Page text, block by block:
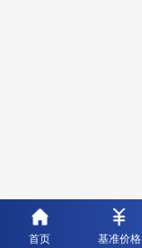
首页 基准价格